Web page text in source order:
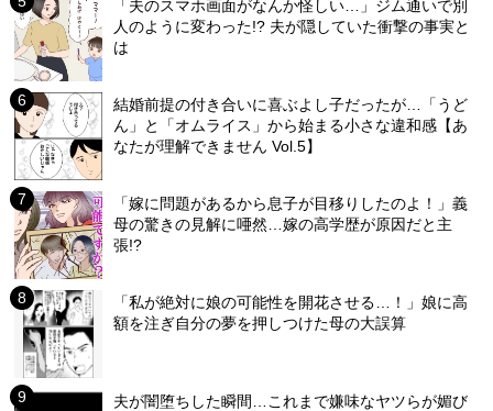
「夫のスマホ画面がなんか怪しい…」ジム通いで別
人のように変わった!? 夫が隠していた衝撃の事実と
は
結婚前提の付き合いに喜ぶよし子だったが…「うど
ん」と「オムライス」から始まる小さな違和感【あ
なたが理解できません Vol.5】
「嫁に問題があるから息子が目移りしたのよ！」義
母の驚きの見解に唖然…嫁の高学歴が原因だと主
張!?
「私が絶対に娘の可能性を開花させる…！」娘に高
額を注ぎ自分の夢を押しつけた母の大誤算
夫が闇堕ちした瞬間…これまで嫌味なヤツらが媚び